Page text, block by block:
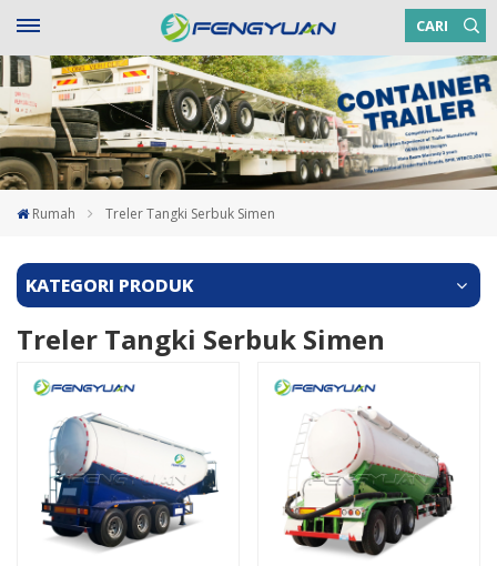
CARI
Rumah Treler Tangki Serbuk Simen
KATEGORI PRODUK
Treler Tangki Serbuk Simen